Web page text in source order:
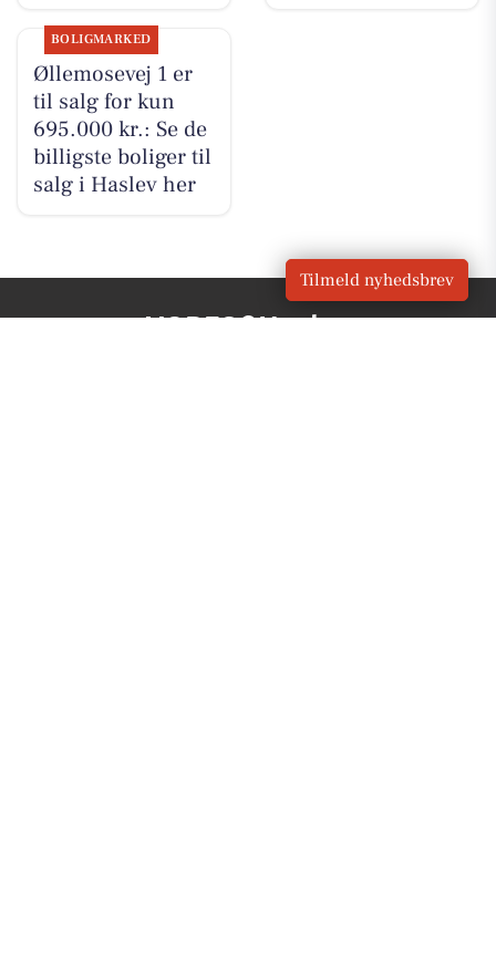
BOLIGMARKED
Øllemosevej 1 er
til salg for kun
695.000 kr.: Se de
billigste boliger til
salg i Haslev her
VORES Haslev
Tilmeld nyhedsbrev